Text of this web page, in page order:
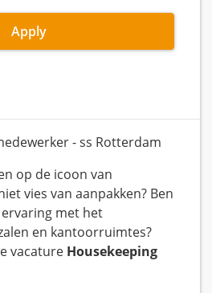
Apply
- ss Rotterdam
op de icoon van
vies van aanpakken? Ben
met het
en kantoorruimtes?
vacature Housekeeping